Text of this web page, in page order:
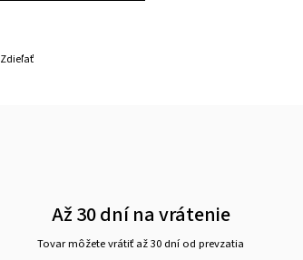
Zdieľať
Až 30 dní na vrátenie
Tovar môžete vrátiť až 30 dní od prevzatia